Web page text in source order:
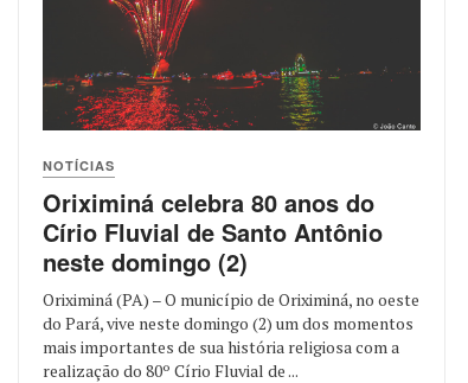
NOTÍCIAS
Oriximiná celebra 80 anos do
Círio Fluvial de Santo Antônio
neste domingo (2)
Oriximiná (PA) – O município de Oriximiná, no oeste
do Pará, vive neste domingo (2) um dos momentos
mais importantes de sua história religiosa com a
realização do 80º Círio Fluvial de ...